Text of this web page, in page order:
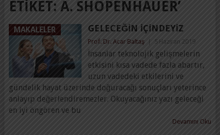
ETIKET: A. SHOPENHAUER’
MAKALELER GELECEĞIN İÇINDEYIZ
Prof. Dr. Acar Baltaş 5 Haziran 2019
İnsanlar teknolojik gelişmelerin
etkisini kısa vadede fazla abartır,
uzun vadedeki etkilerini ve
gündelik hayat üzerinde doğuracağı sonuçları yeterince
anlayıp değerlendiremezler. Okuyacağınız yazı geleceği
en iyi öngören ve bu
Devamını Oku